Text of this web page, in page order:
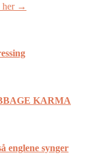
her →
KARMA
englene synger